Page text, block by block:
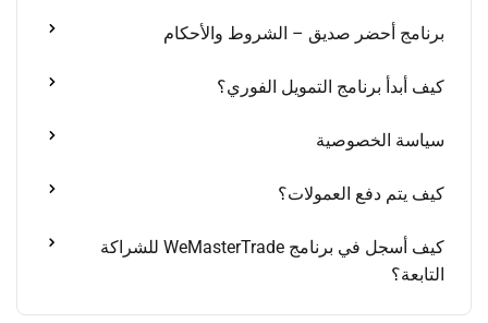
برنامج أحضر صديق – الشروط والأحكام
كيف أبدأ برنامج التمويل الفوري؟
سياسة الخصوصية
كيف يتم دفع العمولات؟
كيف أسجل في برنامج WeMasterTrade للشراكة
التابعة؟